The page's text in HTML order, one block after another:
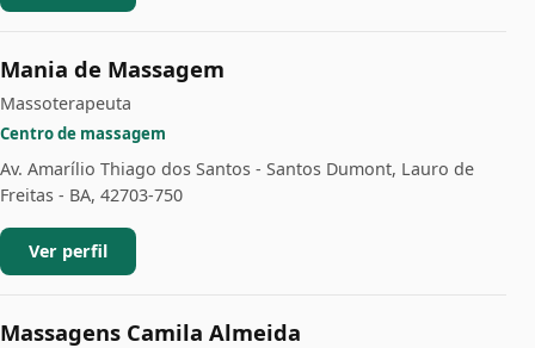
Mania de Massagem
Massoterapeuta
Centro de massagem
Av. Amarílio Thiago dos Santos - Santos Dumont, Lauro de
Freitas - BA, 42703-750
Ver perfil
Massagens Camila Almeida